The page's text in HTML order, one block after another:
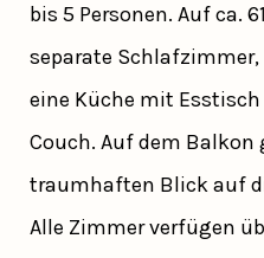
bis 5 Personen. Auf ca.
separate Schlafzimmer,
eine Küche mit
Couch. Auf dem Balkon
traumhaften Blick auf
Alle Zimmer verfügen